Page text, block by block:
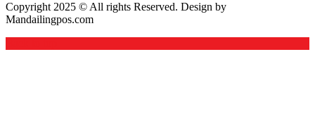
Copyright 2025 © All rights Reserved. Design by
Mandailingpos.com